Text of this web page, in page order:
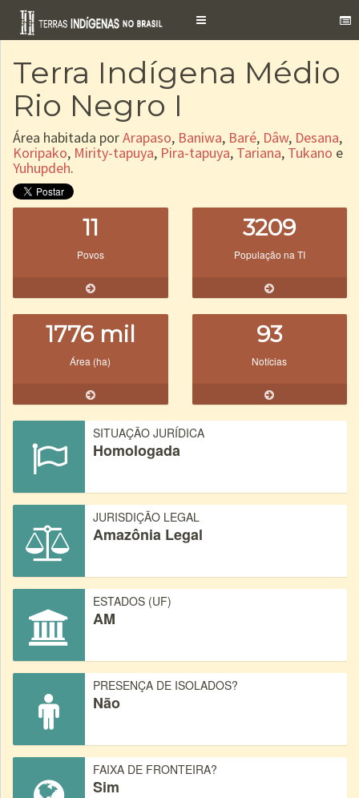
Toggle
Terra Indígena Médio
Rio Negro I
Área habitada porArapaso, Baniwa, Baré, Dâw, Desana,
Koripako, Mirity-tapuya, Pira-tapuya, Tariana, Tukano e
Yuhupdeh.
11
Povos
3209
População na TI
1776 mil
Área (ha)
93
Notícias
SITUAÇÃO JURÍDICA
Homologada
JURISDIÇÃO LEGAL
Amazônia Legal
ESTADOS (UF)
AM
PRESENÇA DE ISOLADOS?
Não
FAIXA DE FRONTEIRA?
Sim